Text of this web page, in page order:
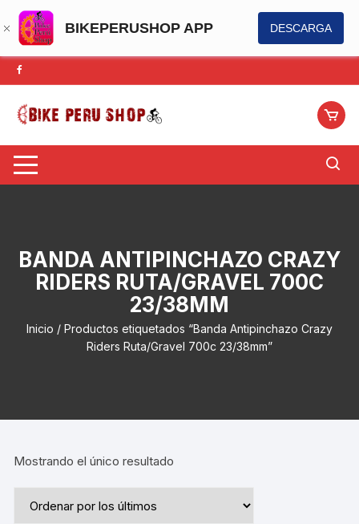
BIKEPERUSHOP APP DESCARGA
Saltar
al
contenido
BANDA ANTIPINCHAZO CRAZY
RIDERS RUTA/GRAVEL 700C
23/38MM
Inicio / Productos etiquetados “Banda Antipinchazo Crazy
Riders Ruta/Gravel 700c 23/38mm”
Mostrando el único resultado